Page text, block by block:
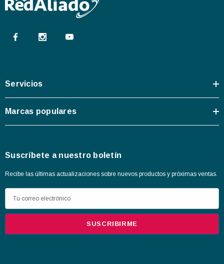
Servicios
Marcas populares
Suscríbete a nuestro boletín
Recibe las últimas actualizaciones sobre nuevos productos y próximas ventas.
i
e